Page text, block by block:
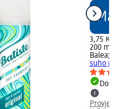
3,75 KM
200 ml
Balea
suho